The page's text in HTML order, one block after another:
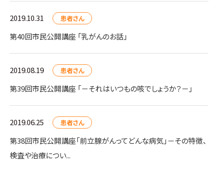
2019.10.31 患者さん
第40回市民公開講座 「乳がんのお話」
2019.08.19 患者さん
第39回市民公開講座 「－それはいつもの咳でしょうか？－」
2019.06.25 患者さん
第38回市民公開講座「前立腺がんってどんな病気」－その特徴、
検査や治療につい...